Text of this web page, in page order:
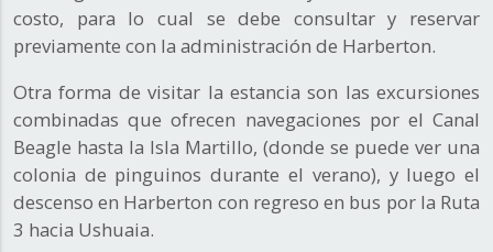
costo, para lo cual se debe consultar y reservar
previamente con la administración de Harberton.
Otra forma de visitar la estancia son las excursiones
combinadas que ofrecen navegaciones por el Canal
Beagle hasta la Isla Martillo, (donde se puede ver una
colonia de pinguinos durante el verano), y luego el
descenso en Harberton con regreso en bus por la Ruta
3 hacia Ushuaia.